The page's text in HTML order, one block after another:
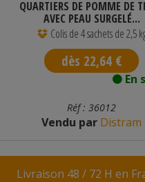
QUARTIERS DE POMME DE
AVEC PEAU SURGELÉ...
Colis de 4 sachets de 2,5
dès 22,64 €
En
Réf : 36012
Vendu par Distram
Livraison 48 / 72 H en